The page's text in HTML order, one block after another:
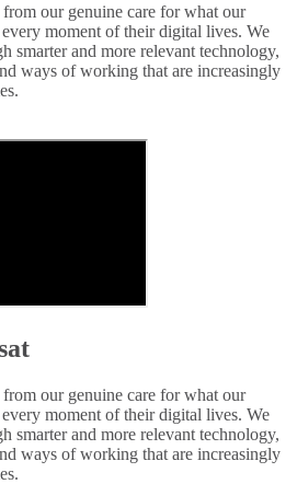
our genuine care for what our
moment of their digital lives. We
smarter and more relevant technology,
ways of working that are increasingly
our genuine care for what our
moment of their digital lives. We
smarter and more relevant technology,
ways of working that are increasingly